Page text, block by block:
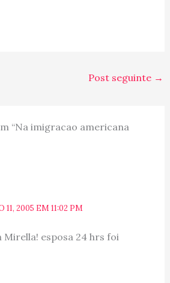
Post seguinte →
“Na imigracao americana
11, 2005 EM 11:02 PM
Mirella! esposa 24 hrs foi